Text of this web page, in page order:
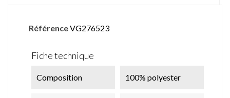
RéférenceVG276523
Fiche technique
Composition 100% polyester